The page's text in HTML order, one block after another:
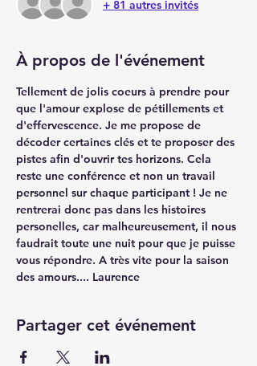
+ 81 autres invités
À propos de l'événement
Tellement de jolis coeurs à prendre pour
que l'amour explose de pétillements et
d'effervescence. Je me propose de
décoder certaines clés et te proposer des
pistes afin d'ouvrir tes horizons. Cela
reste une conférence et non un travail
personnel sur chaque participant ! Je ne
rentrerai donc pas dans les histoires
personelles, car malheureusement, il nous
faudrait toute une nuit pour que je puisse
vous répondre. A très vite pour la saison
des amours.... Laurence
Partager cet événement